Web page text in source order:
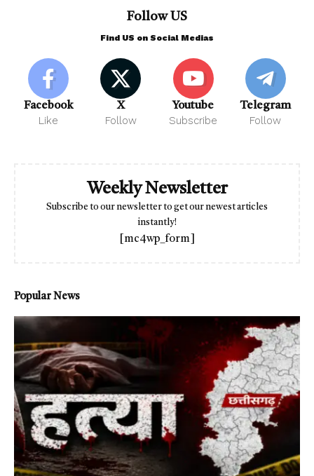
Follow US
Find US on Social Medias
Facebook
Like
X
Follow
Youtube
Subscribe
Telegram
Follow
Weekly Newsletter
Subscribe to our newsletter to get our newest articles
instantly!
[mc4wp_form]
Popular News